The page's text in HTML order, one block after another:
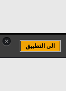
×
الى التطبيق